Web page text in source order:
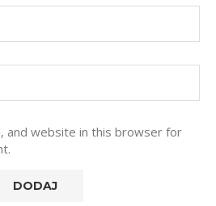
and website in this browser for